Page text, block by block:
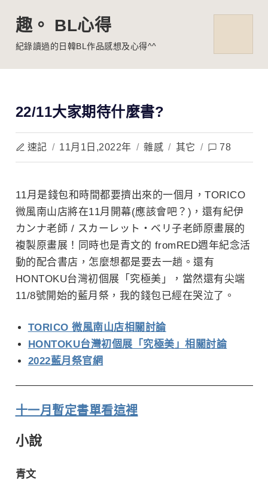
content
趣。 BL心得
紀錄讀過的日韓BL作品感想及心得^^
22/11大家期待什麼書?
速記 / 11月1日,2022年 / 雜感 / 其它 / 78
11月是錢包和時間都要擠出來的一個月，TORICO
微風南山店將在11月開幕(應該會吧？) ，還有紀伊
カンナ老師 / スカーレット・ベリ子老師原畫展的
複製原畫展！同時也是青文的 fromRED週年紀念活
動的配合書店，怎麼想都是要去一趟。還有
HONTOKU台灣初個展「究極美」，當然還有尖端
11/8號開始的藍月祭，我的錢包已經在哭泣了。
TORICO 微風南山店相關討論
HONTOKU台灣初個展「究極美」相關討論
2022藍月祭官網
十一月暫定書單看這裡
小說
青文